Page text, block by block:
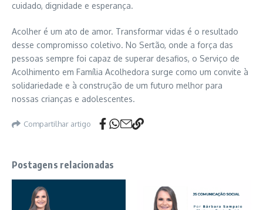
cuidado, dignidade e esperança.
Acolher é um ato de amor. Transformar vidas é o resultado
desse compromisso coletivo. No Sertão, onde a força das
pessoas sempre foi capaz de superar desafios, o Serviço de
Acolhimento em Família Acolhedora surge como um convite à
solidariedade e à construção de um futuro melhor para
nossas crianças e adolescentes.
Compartilhar artigo
Postagens relacionadas